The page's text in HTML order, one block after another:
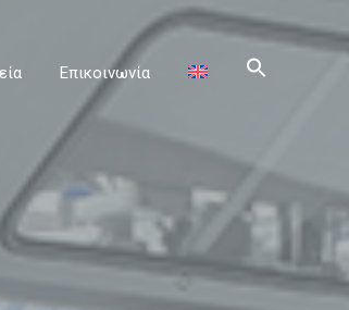
Επικοινωνία